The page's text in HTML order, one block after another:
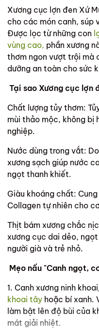
Xương cục lợn đen Xứ
cho các món canh, súp
Được lọc từ những con
vùng cao, phần xương
thơm ngon vượt trội mà
dưỡng an toàn cho sức
Tại sao Xương cục lợn
Chất lượng tủy thơm:
mùi thảo mộc, không bị
nghiệp.
Nước dùng trong vắt:
xương sạch giúp nước
ngọt thanh khiết.
Giàu khoáng chất:
Collagen tự nhiên cho
Thịt bám xương chắc
xương cục dai dẻo,
người già và trẻ nhỏ.
Mẹo nấu "Canh ngọt,
1. Canh xương ninh
khoai tây hoặc bí xanh.
làm bật lên độ bùi của
mát giải nhiệt.